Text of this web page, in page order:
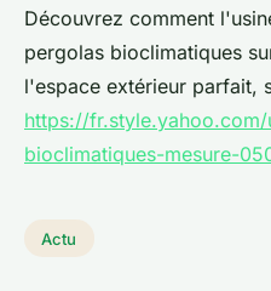
Découvrez comment
pergolas bioclimatiques
l'espace extérieur parfait,
https://
bioclimatiques-mesure-
Actu